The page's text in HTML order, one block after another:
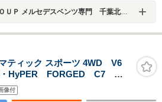
セデスベンツ専門 千葉北インター店／（株）へリックス
ティック スポーツ 4WD V6
・HyPER FORGED C7
ングキット・リアTPIホイール
スライディングルーフ・ピレ
像付